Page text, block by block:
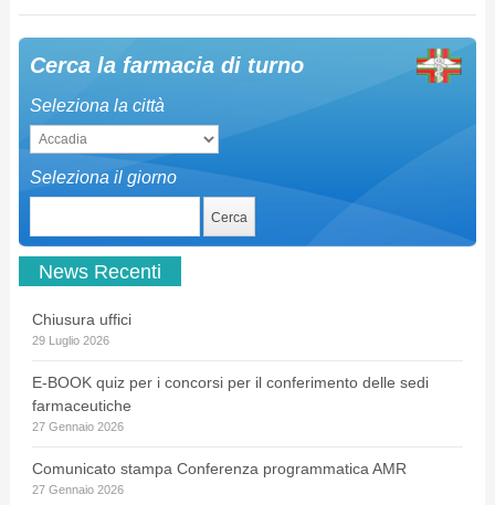
Cerca la farmacia di turno
Seleziona la città
Seleziona il giorno
News Recenti
Chiusura uffici
29 Luglio 2026
E-BOOK quiz per i concorsi per il conferimento delle sedi
farmaceutiche
27 Gennaio 2026
Comunicato stampa Conferenza programmatica AMR
27 Gennaio 2026